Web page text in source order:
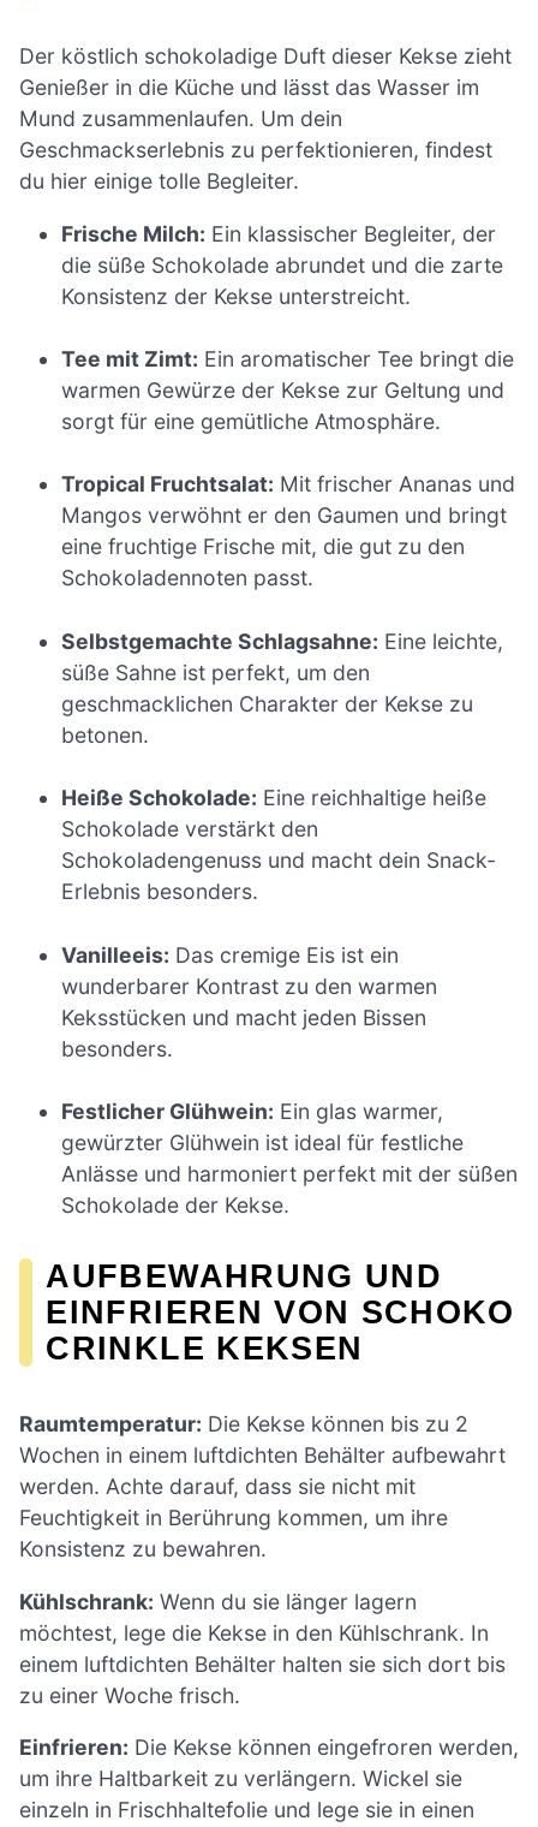
Der köstlich schokoladige Duft dieser Kekse zieht
Genießer in die Küche und lässt das Wasser im
Mund zusammenlaufen. Um dein
Geschmackserlebnis zu perfektionieren, findest
du hier einige tolle Begleiter.
Frische Milch: Ein klassischer Begleiter, der
die süße Schokolade abrundet und die zarte
Konsistenz der Kekse unterstreicht.
Tee mit Zimt: Ein aromatischer Tee bringt die
warmen Gewürze der Kekse zur Geltung und
sorgt für eine gemütliche Atmosphäre.
Tropical Fruchtsalat: Mit frischer Ananas und
Mangos verwöhnt er den Gaumen und bringt
eine fruchtige Frische mit, die gut zu den
Schokoladennoten passt.
Selbstgemachte Schlagsahne: Eine leichte,
süße Sahne ist perfekt, um den
geschmacklichen Charakter der Kekse zu
betonen.
Heiße Schokolade: Eine reichhaltige heiße
Schokolade verstärkt den
Schokoladengenuss und macht dein Snack-
Erlebnis besonders.
Vanilleeis: Das cremige Eis ist ein
wunderbarer Kontrast zu den warmen
Keksstücken und macht jeden Bissen
besonders.
Festlicher Glühwein: Ein glas warmer,
gewürzter Glühwein ist ideal für festliche
Anlässe und harmoniert perfekt mit der süßen
Schokolade der Kekse.
AUFBEWAHRUNG UND
EINFRIEREN VON SCHOKO
CRINKLE KEKSEN
Raumtemperatur: Die Kekse können bis zu 2
Wochen in einem luftdichten Behälter aufbewahrt
werden. Achte darauf, dass sie nicht mit
Feuchtigkeit in Berührung kommen, um ihre
Konsistenz zu bewahren.
Kühlschrank: Wenn du sie länger lagern
möchtest, lege die Kekse in den Kühlschrank. In
einem luftdichten Behälter halten sie sich dort bis
zu einer Woche frisch.
Einfrieren: Die Kekse können eingefroren werden,
um ihre Haltbarkeit zu verlängern. Wickel sie
einzeln in Frischhaltefolie und lege sie in einen